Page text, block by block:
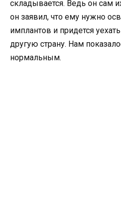
складывается. Ведь он сам
он заявил, что ему нужно
имплантов и придется
другую страну. Нам
нормальным.